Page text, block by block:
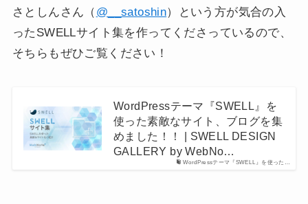
さとしんさん（ @__satoshin）という方が気合の入
ったSWELLサイト集を作ってくださっているので、
そちらもぜひご覧ください！
WordPressテーマ『SWELL』を使った…
WordPressテーマ『SWELL』を
使った素敵なサイト、ブログを集
めました！！ | SWELL DESIGN
GALLERY by WebNo…